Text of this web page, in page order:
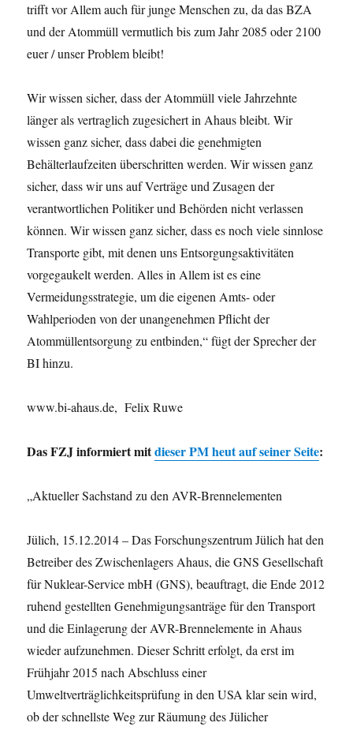
trifft vor Allem auch für junge Menschen zu, da das BZA
und der Atommüll vermutlich bis zum Jahr 2085 oder 2100
euer / unser Problem bleibt!
Wir wissen sicher, dass der Atommüll viele Jahrzehnte
länger als vertraglich zugesichert in Ahaus bleibt. Wir
wissen ganz sicher, dass dabei die genehmigten
Behälterlaufzeiten überschritten werden. Wir wissen ganz
sicher, dass wir uns auf Verträge und Zusagen der
verantwortlichen Politiker und Behörden nicht verlassen
können. Wir wissen ganz sicher, dass es noch viele sinnlose
Transporte gibt, mit denen uns Entsorgungsaktivitäten
vorgegaukelt werden. Alles in Allem ist es eine
Vermeidungsstrategie, um die eigenen Amts- oder
Wahlperioden von der unangenehmen Pflicht der
Atommüllentsorgung zu entbinden,“ fügt der Sprecher der
BI hinzu.
www.bi-ahaus.de, Felix Ruwe
Das FZJ informiert mitdieser PM heut auf seiner Seite:
„Aktueller Sachstand zu den AVR-Brennelementen
Jülich, 15.12.2014 – Das Forschungszentrum Jülich hat den
Betreiber des Zwischenlagers Ahaus, die GNS Gesellschaft
für Nuklear-Service mbH (GNS), beauftragt, die Ende 2012
ruhend gestellten Genehmigungsanträge für den Transport
und die Einlagerung der AVR-Brennelemente in Ahaus
wieder aufzunehmen. Dieser Schritt erfolgt, da erst im
Frühjahr 2015 nach Abschluss einer
Umweltverträglichkeitsprüfung in den USA klar sein wird,
ob der schnellste Weg zur Räumung des Jülicher